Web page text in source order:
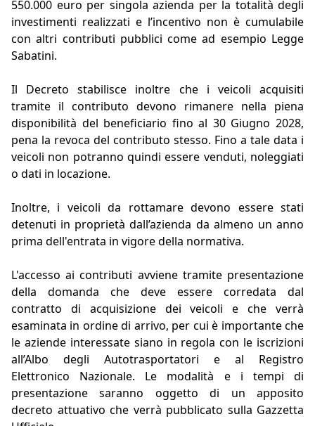
550.000 euro per singola azienda per la totalità degli
investimenti realizzati e l’incentivo non è cumulabile
con altri contributi pubblici come ad esempio Legge
Sabatini.
Il Decreto stabilisce inoltre che i veicoli acquisiti
tramite il contributo devono rimanere nella piena
disponibilità del beneficiario fino al 30 Giugno 2028,
pena la revoca del contributo stesso. Fino a tale data i
veicoli non potranno quindi essere venduti, noleggiati
o dati in locazione.
Inoltre, i veicoli da rottamare devono essere stati
detenuti in proprietà dall’azienda da almeno un anno
prima dell'entrata in vigore della normativa.
L'accesso ai contributi avviene tramite presentazione
della domanda che deve essere corredata dal
contratto di acquisizione dei veicoli e che verrà
esaminata in ordine di arrivo, per cui è importante che
le aziende interessate siano in regola con le iscrizioni
all’Albo degli Autotrasportatori e al Registro
Elettronico Nazionale. Le modalità e i tempi di
presentazione saranno oggetto di un apposito
decreto attuativo che verrà pubblicato sulla Gazzetta